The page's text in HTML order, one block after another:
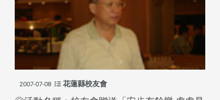
2007-07-08 花蓮縣校友會